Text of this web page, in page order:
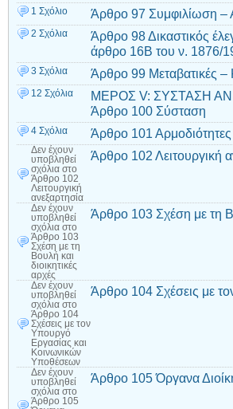
1 Σχόλιο Άρθρο 97 Συμφιλίωση –
2 Σχόλια
Άρθρο 98 Δικαστικός
άρθρο 16Β του ν. 1876/
3 Σχόλια Άρθρο 99 Μεταβατικές –
12 Σχόλια
ΜΕΡΟΣ V: ΣΥΣΤΑΣΗ
Άρθρο 100 Σύσταση
4 Σχόλια Άρθρο 101 Αρμοδιότητες
Δεν έχουν
υποβληθεί
σχόλια στο
Άρθρο 102
Λειτουργική
ανεξαρτησία
Άρθρο 102 Λειτουργική
Δεν έχουν
υποβληθεί
σχόλια στο
Άρθρο 103
Σχέση με τη
Βουλή και
διοικητικές
αρχές
Άρθρο 103 Σχέση με τη
Δεν έχουν
υποβληθεί
σχόλια στο
Άρθρο 104
Σχέσεις με τον
Υπουργό
Εργασίας και
Κοινωνικών
Υποθέσεων
Άρθρο 104 Σχέσεις με
Δεν έχουν
υποβληθεί
σχόλια στο
Άρθρο 105
Άρθρο 105 Όργανα